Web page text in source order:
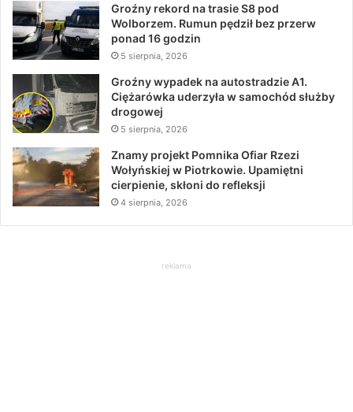
Groźny rekord na trasie S8 pod
Wolborzem. Rumun pędził bez przerw
ponad 16 godzin
5 sierpnia, 2026
Groźny wypadek na autostradzie A1.
Ciężarówka uderzyła w samochód służby
drogowej
5 sierpnia, 2026
Znamy projekt Pomnika Ofiar Rzezi
Wołyńskiej w Piotrkowie. Upamiętni
cierpienie, skłoni do refleksji
4 sierpnia, 2026
reklama